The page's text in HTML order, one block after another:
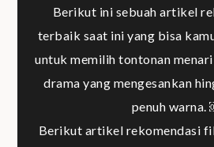
Post
navigation
Berikut ini sebuah artikel
terbaik saat ini yang bisa
untuk memilih tontonan
drama yang mengesankan
penuh warna.
Berikut artikel rekomendasi